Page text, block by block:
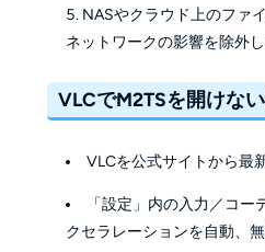
NASやクラウド上のファ
ネットワークの影響を除外し
VLCでM2TSを開けな
VLCを公式サイトから最
「設定」内の入力／コ
クセラレーションを自動、